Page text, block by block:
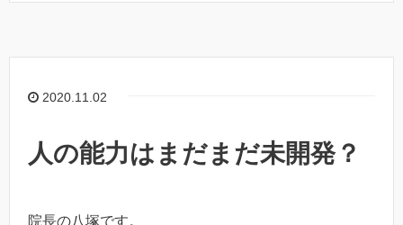
2020.11.02
人の能力はまだまだ未開発？
院長の八塚です。